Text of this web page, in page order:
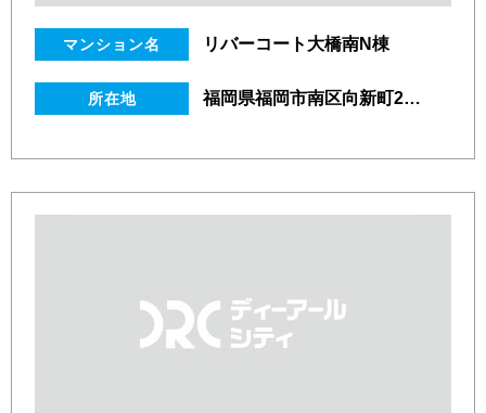
マンション名 リバーコート大橋南N棟
所在地 福岡県福岡市南区向新町2丁目6番15号